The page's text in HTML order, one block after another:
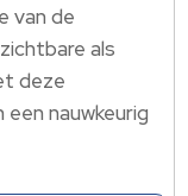
van de
als
deze
nauwkeurig